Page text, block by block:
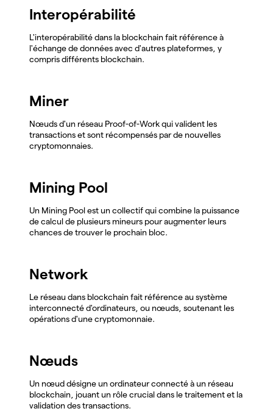
Interopérabilité
L'interopérabilité dans la blockchain fait référence à
l'échange de données avec d'autres plateformes, y
compris différents blockchain.
Miner
Nœuds d'un réseau Proof-of-Work qui valident les
transactions et sont récompensés par de nouvelles
cryptomonnaies.
Mining Pool
Un Mining Pool est un collectif qui combine la puissance
de calcul de plusieurs mineurs pour augmenter leurs
chances de trouver le prochain bloc.
Network
Le réseau dans blockchain fait référence au système
interconnecté d'ordinateurs, ou nœuds, soutenant les
opérations d'une cryptomonnaie.
Nœuds
Un nœud désigne un ordinateur connecté à un réseau
blockchain, jouant un rôle crucial dans le traitement et la
validation des transactions.